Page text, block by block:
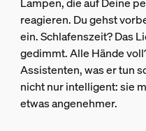
reagieren. Du gehst
ein. Schlafenszeit? Das
gedimmt. Alle Hände
Assistenten, was er tun
nicht nur intelligent: sie
etwas angenehmer.